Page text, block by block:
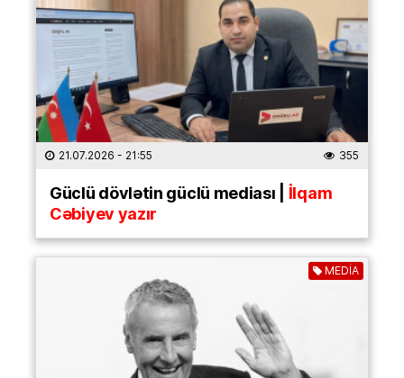
21.07.2026 - 21:55 355
Güclü dövlətin güclü mediası | İlqam
Cəbiyev yazır
MEDİA